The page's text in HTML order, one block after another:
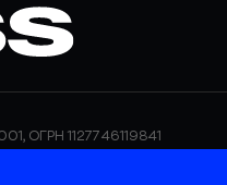
ОГРН 1127746119841